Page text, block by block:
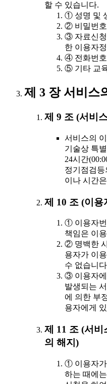
할 수 있습니다.
① 성명 및
② 비밀번호
③ 자료신청
한 이용자
④ 전화번호
⑤ 기타 교
제 3 장 서비스
제 9 조 (서비
서비스의
기술상 특
24시간
정기점검
이나 시간
제 10 조 (이용
① 이용자번
책임은 이
② 명백한
용자가 이
수 없습니
③ 이용자에
발생되는
에 의한 부
용자에게
제 11 조 (서
의 해지)
① 이용자가
하는 때에